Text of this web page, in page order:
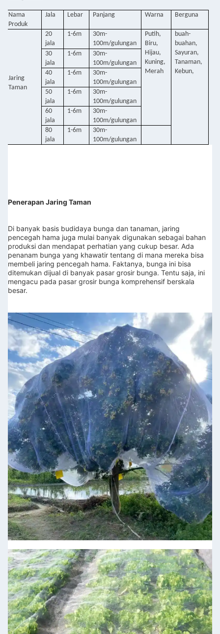
Nama
Produk
Jala Lebar Panjang Warna Berguna
Jaring
Taman
20
jala
1-6m
30m-
100m/gulungan
Putih,
Biru,
Hijau,
Kuning,
Merah
buah-
buahan,
Sayuran,
Tanaman,
Kebun,
30
jala
1-6m
30m-
100m/gulungan
40
jala
1-6m
30m-
100m/gulungan
50
jala
1-6m
30m-
100m/gulungan
60
jala
1-6m
30m-
100m/gulungan
80
jala
1-6m
30m-
100m/gulungan
Penerapan Jaring Taman
Di banyak basis budidaya bunga dan tanaman, jaring
pencegah hama juga mulai banyak digunakan sebagai bahan
produksi dan mendapat perhatian yang cukup besar. Ada
penanam bunga yang khawatir tentang di mana mereka bisa
membeli jaring pencegah hama. Faktanya, bunga ini bisa
ditemukan dijual di banyak pasar grosir bunga. Tentu saja, ini
mengacu pada pasar grosir bunga komprehensif berskala
besar.